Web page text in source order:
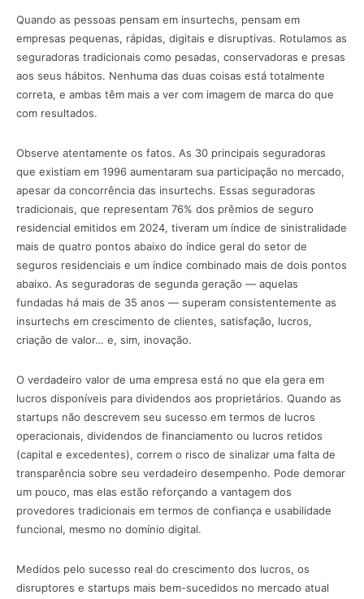
Quando as pessoas pensam em insurtechs, pensam em
empresas pequenas, rápidas, digitais e disruptivas. Rotulamos as
seguradoras tradicionais como pesadas, conservadoras e presas
aos seus hábitos. Nenhuma das duas coisas está totalmente
correta, e ambas têm mais a ver com imagem de marca do que
com resultados.
Observe atentamente os fatos. As 30 principais seguradoras
que existiam em 1996 aumentaram sua participação no mercado,
apesar da concorrência das insurtechs. Essas seguradoras
tradicionais, que representam 76% dos prêmios de seguro
residencial emitidos em 2024, tiveram um índice de sinistralidade
mais de quatro pontos abaixo do índice geral do setor de
seguros residenciais e um índice combinado mais de dois pontos
abaixo. As seguradoras de segunda geração — aquelas
fundadas há mais de 35 anos — superam consistentemente as
insurtechs em crescimento de clientes, satisfação, lucros,
criação de valor… e, sim, inovação.
O verdadeiro valor de uma empresa está no que ela gera em
lucros disponíveis para dividendos aos proprietários. Quando as
startups não descrevem seu sucesso em termos de lucros
operacionais, dividendos de financiamento ou lucros retidos
(capital e excedentes), correm o risco de sinalizar uma falta de
transparência sobre seu verdadeiro desempenho. Pode demorar
um pouco, mas elas estão reforçando a vantagem dos
provedores tradicionais em termos de confiança e usabilidade
funcional, mesmo no domínio digital.
Medidos pelo sucesso real do crescimento dos lucros, os
disruptores e startups mais bem-sucedidos no mercado atual